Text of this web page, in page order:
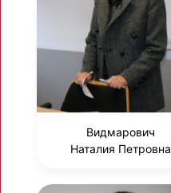
Видмарович
Наталия Петровна